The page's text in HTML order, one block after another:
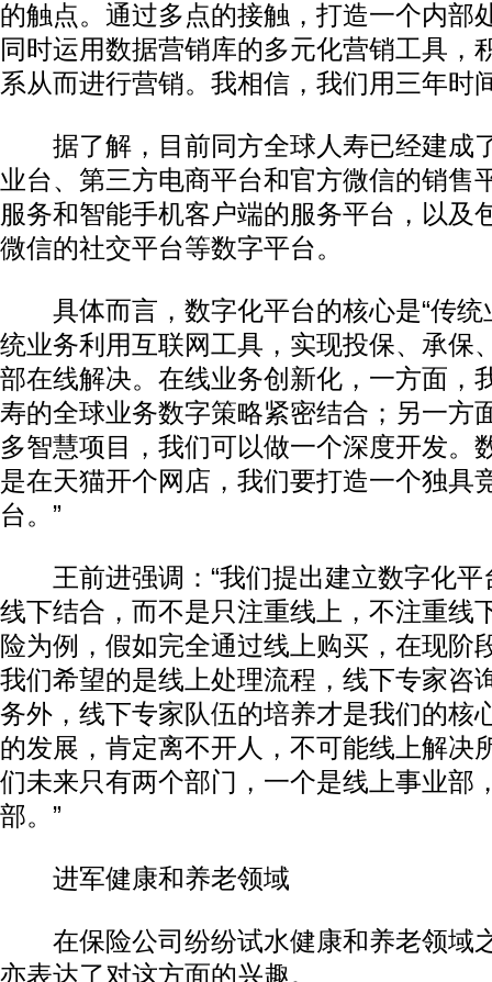
的触点。通过多点的接触，打造一个内部
同时运用数据营销库的多元化营销工具，
系从而进行营销。我相信，我们用三年时
据了解，目前同方全球人寿已经建成
业台、第三方电商平台和官方微信的销售
服务和智能手机客户端的服务平台，以及
微信的社交平台等数字平台。
具体而言，数字化平台的核心是“传统
统业务利用互联网工具，实现投保、承保
部在线解决。在线业务创新化，一方面，
寿的全球业务数字策略紧密结合；另一方
多智慧项目，我们可以做一个深度开发。
是在天猫开个网店，我们要打造一个独具
台。”
王前进强调：“我们提出建立数字化平
线下结合，而不是只注重线上，不注重线
险为例，假如完全通过线上购买，在现阶
我们希望的是线上处理流程，线下专家咨
务外，线下专家队伍的培养才是我们的核
的发展，肯定离不开人，不可能线上解决
们未来只有两个部门，一个是线上事业部
部。”
进军健康和养老领域
在保险公司纷纷试水健康和养老领域
亦表达了对这方面的兴趣。